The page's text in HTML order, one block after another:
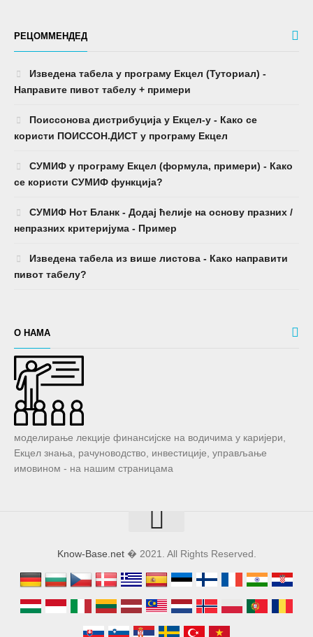
РЕЦОММЕНДЕД
Изведена табела у програму Екцел (Туториал) -
Направите пивот табелу + примери
Поиссонова дистрибуција у Екцел-у - Како се
користи ПОИССОН.ДИСТ у програму Екцел
СУМИФ у програму Екцел (формула, примери) - Како
се користи СУМИФ функција?
СУМИФ Нот Бланк - Додај ћелије на основу празних /
непразних критеријума - Пример
Изведена табела из више листова - Како направити
пивот табелу?
О НАМА
моделирање лекције финансијске на водичима у каријери,
Екцел знања, рачуноводство, инвестиције, управљање
имовином - на нашим страницама
Know-Base.net� 2021. All Rights Reserved.